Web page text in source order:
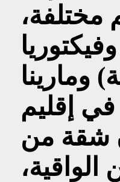
سنة)، وفيكتوريا
(22 سنة) ومارينا
في إقليم
شقة من